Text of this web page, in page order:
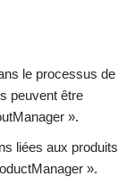
le processus de
peuvent être
».
liées aux produits
».